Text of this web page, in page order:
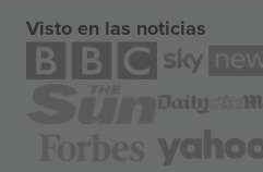
Visto en las noticias